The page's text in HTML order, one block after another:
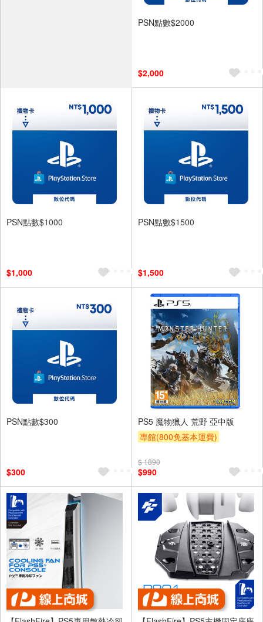
PSN點數$2000
$2,000
PSN點數$1000
$1,000
PSN點數$1500
$1,500
PSN點數$300
$300
PS5 魔物獵人 荒野 亞中版
專館(800免基本運費)
$ 1890
$990